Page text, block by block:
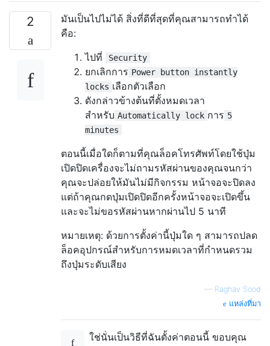
2
มันเป็นไปไม่ได้ สิ่งที่ดีที่สุดที่คุณสามารถทำได้
คือ:
ไปที่
Security
ยกเลิกการ Power button instantly
locks เลือกตัวเลือก
ดังกล่าวข้างต้นที่ตั้งหมดเวลา
สำหรับ Automatically lock การ 5
minutes
ตอนนี้เมื่อใดก็ตามที่คุณล็อคโทรศัพท์โดยใช้ปุ่ม
เปิดปิดเครื่องจะไม่ถามรหัสผ่านของคุณจนกว่า
คุณจะปล่อยให้มันไม่มีกิจกรรม หน้าจอจะปิดลง
แต่ถ้าคุณกดปุ่มเปิดปิดอีกครั้งหน้าจอจะเปิดขึ้น
และจะไม่ขอรหัสผ่านหากผ่านไป 5 นาที
หมายเหตุ: ด้วยการตั้งค่านี้ปุ่มใด ๆ สามารถปลด
ล็อคอุปกรณ์สำหรับการหมดเวลาที่กำหนดรวม
ถึงปุ่มระดับเสียง
— Raghav Sood
แหล่งที่มา
ใช่นั่นเป็นวิธีที่ฉันตั้งค่าตอนนี้ ขอบคุณ